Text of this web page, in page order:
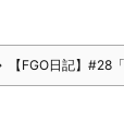
【FGO日記】#28